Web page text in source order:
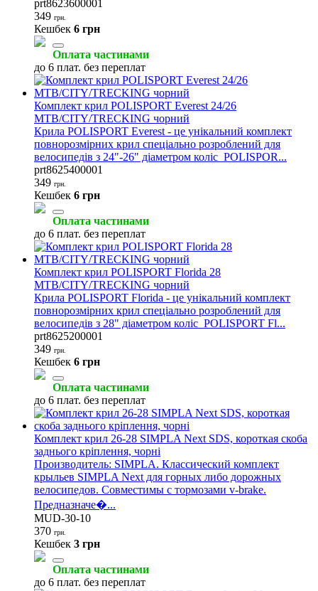
prt8623600001
349 грн.
Кешбек 6 грн
Оплата частинами
до 6 плат. без переплат
Комплект крил POLISPORT Everest 24/26
MTB/CITY/TRECKING чорний
Крила POLISPORT Everest - це унікальний комплект
повнорозмірних крил спеціально розроблений для
велосипедів з 24"-26" діаметром коліс POLISPOR...
prt8625400001
349 грн.
Кешбек 6 грн
Оплата частинами
до 6 плат. без переплат
Комплект крил POLISPORT Florida 28
MTB/CITY/TRECKING чорний
Крила POLISPORT Florida - це унікальний комплект
повнорозмірних крил спеціально розроблений для
велосипедів з 28" діаметром коліс POLISPORT Fl...
prt8625200001
349 грн.
Кешбек 6 грн
Оплата частинами
до 6 плат. без переплат
Комплект крил 26-28 SIMPLA Next SDS, короткая скоба
заднього кріплення, чорні
Производитель: SIMPLA. Классический комплект
крыльев SIMPLA Next для горных либо дорожных
велосипедов. Совместимы с тормозами v-brake.
Предназначе�...
MUD-30-10
370 грн.
Кешбек 3 грн
Оплата частинами
до 6 плат. без переплат